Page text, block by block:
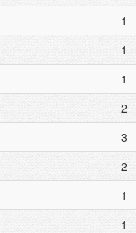
1
1
1
2
3
2
1
1